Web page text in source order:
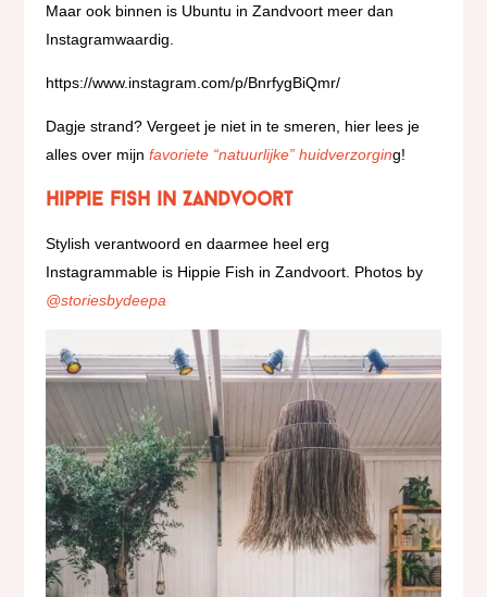
Maar ook binnen is Ubuntu in Zandvoort meer dan
Instagramwaardig.
https://www.instagram.com/p/BnrfygBiQmr/
Dagje strand? Vergeet je niet in te smeren, hier lees je
alles over mijn favoriete “natuurlijke” huidverzorging!
Hippie Fish in Zandvoort
Stylish verantwoord en daarmee heel erg
Instagrammable is Hippie Fish in Zandvoort. Photos by
@storiesbydeepa